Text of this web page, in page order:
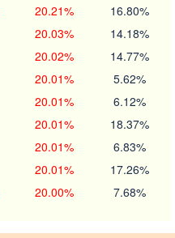
20.21% 16.80%
20.03% 14.18%
20.02% 14.77%
20.01% 5.62%
20.01% 6.12%
20.01% 18.37%
20.01% 6.83%
20.01% 17.26%
20.00% 7.68%